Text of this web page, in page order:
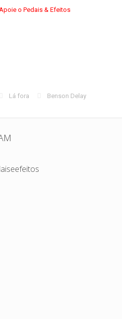
Lá fora Benson Delay